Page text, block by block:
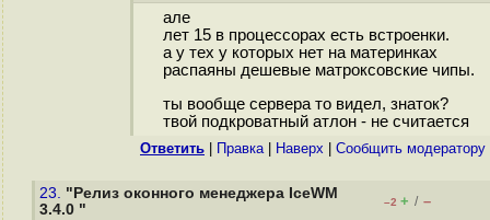
але
лет 15 в процессорах есть встроенки.
а у тех у которых нет на материнках
распаяны дешевые матроксовские чипы.
ты вообще сервера то видел, знаток?
твой подкроватный атлон - не считается
Ответить Правка| Наверх Cообщить модератору
23. "Релиз оконного менеджера IceWM
3.4.0 "
–2 + / –